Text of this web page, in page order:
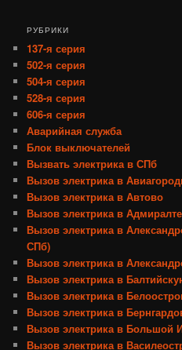
РУБРИКИ
137-я серия
502-я серия
504-я серия
528-я серия
606-я серия
Аварийная служба
Блок выключателей
Вызвать электрика в СПб
Вызов электрика в
Вызов электрика в Автово
Вызов электрика в
Вызов электрика в
СПб)
Вызов электрика в
Вызов электрика в
Вызов электрика в
Вызов электрика в
Вызов электрика в Большой
Вызов электрика в